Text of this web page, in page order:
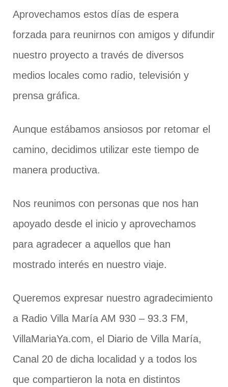
Aprovechamos estos días de espera
forzada para reunirnos con amigos y difundir
nuestro proyecto a través de diversos
medios locales como radio, televisión y
prensa gráfica.
Aunque estábamos ansiosos por retomar el
camino, decidimos utilizar este tiempo de
manera productiva.
Nos reunimos con personas que nos han
apoyado desde el inicio y aprovechamos
para agradecer a aquellos que han
mostrado interés en nuestro viaje.
Queremos expresar nuestro agradecimiento
a Radio Villa María AM 930 – 93.3 FM,
VillaMariaYa.com, el Diario de Villa María,
Canal 20 de dicha localidad y a todos los
que compartieron la nota en distintos